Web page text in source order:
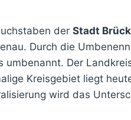
der Stadt
Durch die
Der
Kreisgebiet liegt
wird das